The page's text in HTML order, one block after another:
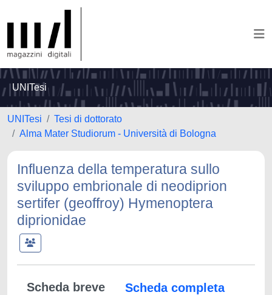
UNITesi
UNITesi
Tesi di dottorato
Alma Mater Studiorum - Università di Bologna
Influenza della temperatura sullo
sviluppo embrionale di neodiprion
sertifer (geoffroy) Hymenoptera
diprionidae
Scheda breve
Scheda completa